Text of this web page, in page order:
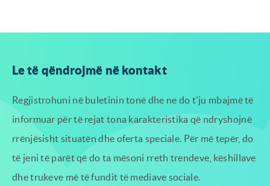
Le të qëndrojmë në kontakt
Regjistrohuni në buletinin tonë dhe ne do t'ju mbajmë të
informuar për të rejat tona karakteristika që ndryshojnë
rrënjësisht situatën dhe oferta speciale. Për më tepër, do
të jeni të parët që do ta mësoni rreth trendeve, këshillave
dhe trukeve më të fundit të mediave sociale.